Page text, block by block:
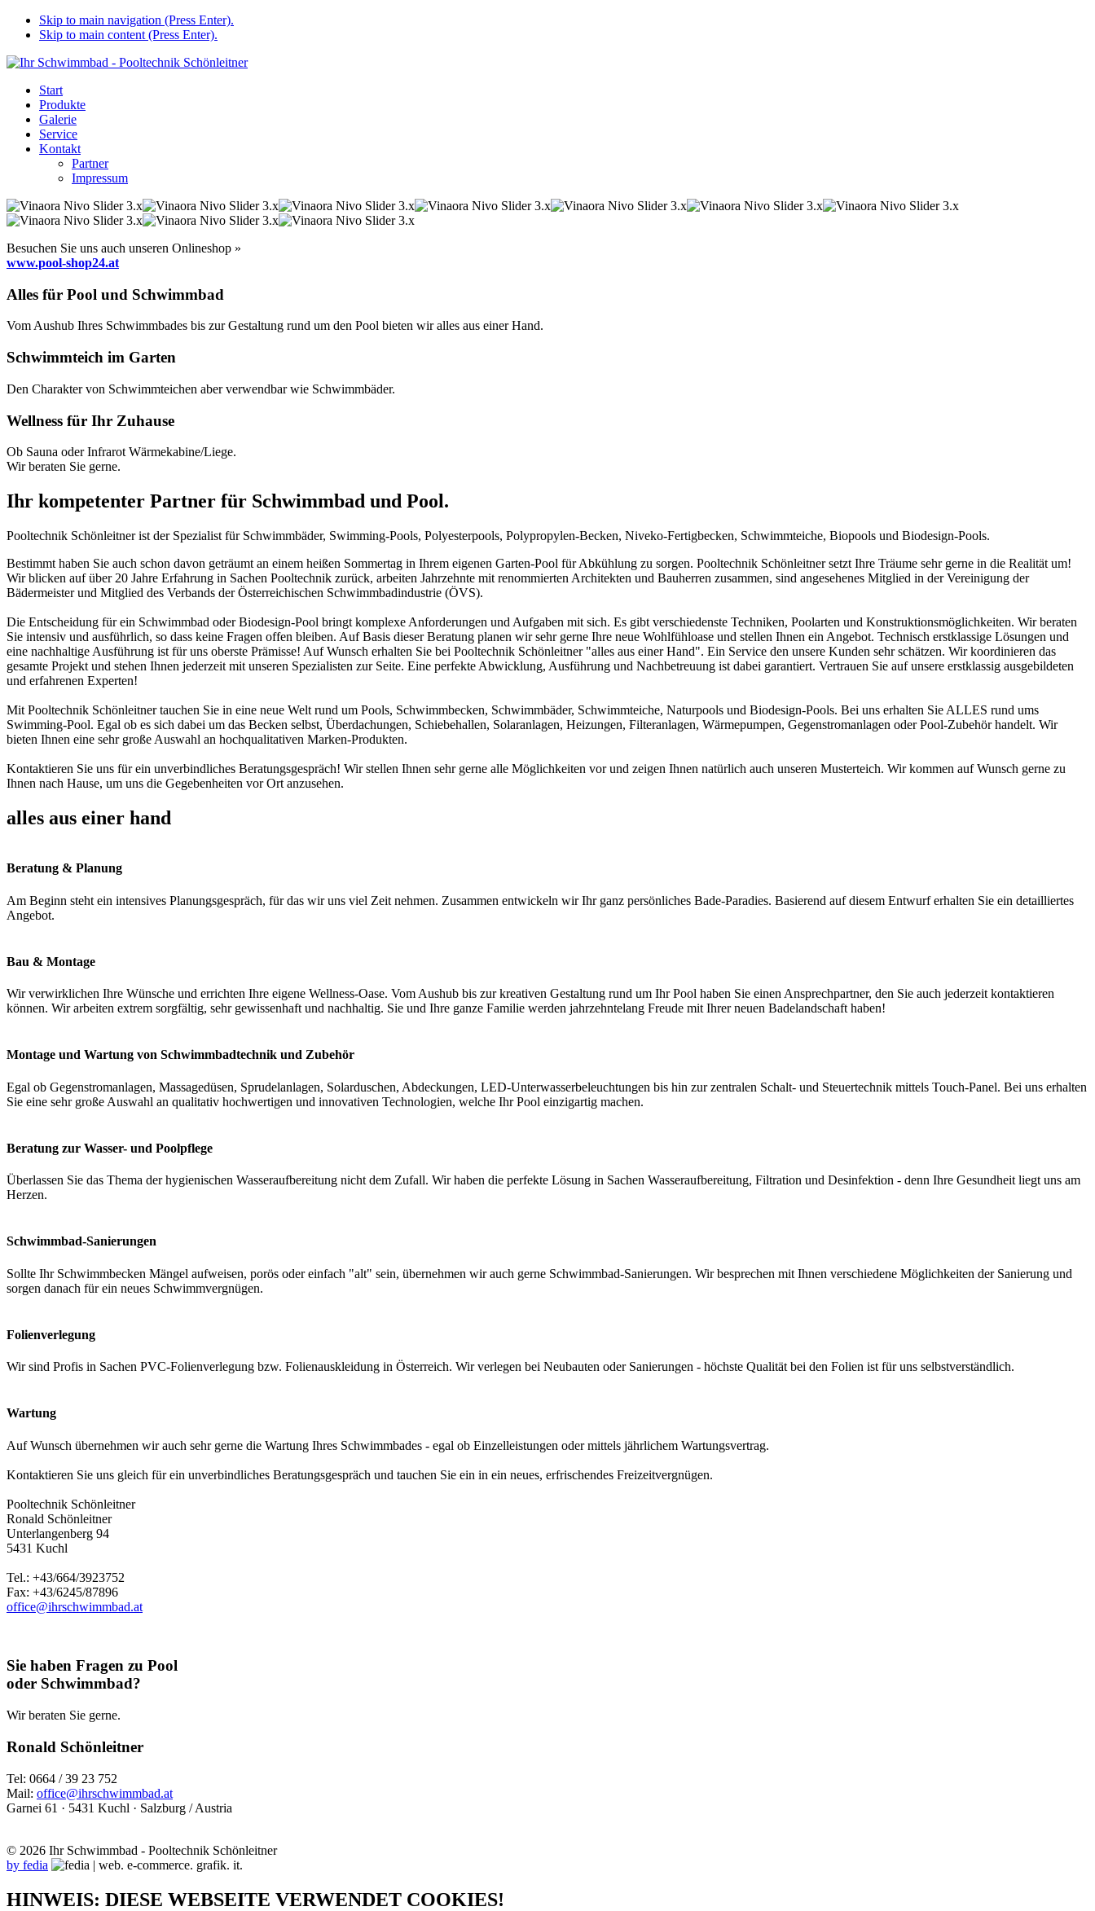
Skip to main navigation (Press Enter).
Skip to main content (Press Enter).
Start
Produkte
Galerie
Service
Kontakt
Partner
Impressum
Besuchen Sie uns auch unseren Onlineshop »
www.pool-shop24.at
Alles für Pool und Schwimmbad
Vom Aushub Ihres Schwimmbades bis zur Gestaltung rund um den Pool bieten wir alles aus einer Hand.
Schwimmteich im Garten
Den Charakter von Schwimmteichen aber verwendbar wie Schwimmbäder.
Wellness für Ihr Zuhause
Ob Sauna oder Infrarot Wärmekabine/Liege.
Wir beraten Sie gerne.
Ihr kompetenter Partner für Schwimmbad und Pool.
Pooltechnik Schönleitner ist der Spezialist für Schwimmbäder, Swimming-Pools, Polyesterpools, Polypropylen-Becken, Niveko-Fertigbecken, Schwimmteiche, Biopools und Biodesign-Pools.
Bestimmt haben Sie auch schon davon geträumt an einem heißen Sommertag in Ihrem eigenen Garten-Pool für Abkühlung zu sorgen. Pooltechnik Schönleitner setzt Ihre Träume sehr gerne in die Realität um!
Wir blicken auf über 20 Jahre Erfahrung in Sachen Pooltechnik zurück, arbeiten Jahrzehnte mit renommierten Architekten und Bauherren zusammen, sind angesehenes Mitglied in der Vereinigung der
Bädermeister und Mitglied des Verbands der Österreichischen Schwimmbadindustrie (ÖVS).
Die Entscheidung für ein Schwimmbad oder Biodesign-Pool bringt komplexe Anforderungen und Aufgaben mit sich. Es gibt verschiedenste Techniken, Poolarten und Konstruktionsmöglichkeiten. Wir beraten
Sie intensiv und ausführlich, so dass keine Fragen offen bleiben. Auf Basis dieser Beratung planen wir sehr gerne Ihre neue Wohlfühloase und stellen Ihnen ein Angebot. Technisch erstklassige Lösungen und
eine nachhaltige Ausführung ist für uns oberste Prämisse! Auf Wunsch erhalten Sie bei Pooltechnik Schönleitner "alles aus einer Hand". Ein Service den unsere Kunden sehr schätzen. Wir koordinieren das
gesamte Projekt und stehen Ihnen jederzeit mit unseren Spezialisten zur Seite. Eine perfekte Abwicklung, Ausführung und Nachbetreuung ist dabei garantiert. Vertrauen Sie auf unsere erstklassig ausgebildeten
und erfahrenen Experten!
Mit Pooltechnik Schönleitner tauchen Sie in eine neue Welt rund um Pools, Schwimmbecken, Schwimmbäder, Schwimmteiche, Naturpools und Biodesign-Pools. Bei uns erhalten Sie ALLES rund ums
Swimming-Pool. Egal ob es sich dabei um das Becken selbst, Überdachungen, Schiebehallen, Solaranlagen, Heizungen, Filteranlagen, Wärmepumpen, Gegenstromanlagen oder Pool-Zubehör handelt. Wir
bieten Ihnen eine sehr große Auswahl an hochqualitativen Marken-Produkten.
Kontaktieren Sie uns für ein unverbindliches Beratungsgespräch! Wir stellen Ihnen sehr gerne alle Möglichkeiten vor und zeigen Ihnen natürlich auch unseren Musterteich. Wir kommen auf Wunsch gerne zu
Ihnen nach Hause, um uns die Gegebenheiten vor Ort anzusehen.
alles aus einer hand
Beratung & Planung
Am Beginn steht ein intensives Planungsgespräch, für das wir uns viel Zeit nehmen. Zusammen entwickeln wir Ihr ganz persönliches Bade-Paradies. Basierend auf diesem Entwurf erhalten Sie ein detailliertes
Angebot.
Bau & Montage
Wir verwirklichen Ihre Wünsche und errichten Ihre eigene Wellness-Oase. Vom Aushub bis zur kreativen Gestaltung rund um Ihr Pool haben Sie einen Ansprechpartner, den Sie auch jederzeit kontaktieren
können. Wir arbeiten extrem sorgfältig, sehr gewissenhaft und nachhaltig. Sie und Ihre ganze Familie werden jahrzehntelang Freude mit Ihrer neuen Badelandschaft haben!
Montage und Wartung von Schwimmbadtechnik und Zubehör
Egal ob Gegenstromanlagen, Massagedüsen, Sprudelanlagen, Solarduschen, Abdeckungen, LED-Unterwasserbeleuchtungen bis hin zur zentralen Schalt- und Steuertechnik mittels Touch-Panel. Bei uns erhalten
Sie eine sehr große Auswahl an qualitativ hochwertigen und innovativen Technologien, welche Ihr Pool einzigartig machen.
Beratung zur Wasser- und Poolpflege
Überlassen Sie das Thema der hygienischen Wasseraufbereitung nicht dem Zufall. Wir haben die perfekte Lösung in Sachen Wasseraufbereitung, Filtration und Desinfektion - denn Ihre Gesundheit liegt uns am
Herzen.
Schwimmbad-Sanierungen
Sollte Ihr Schwimmbecken Mängel aufweisen, porös oder einfach "alt" sein, übernehmen wir auch gerne Schwimmbad-Sanierungen. Wir besprechen mit Ihnen verschiedene Möglichkeiten der Sanierung und
sorgen danach für ein neues Schwimmvergnügen.
Folienverlegung
Wir sind Profis in Sachen PVC-Folienverlegung bzw. Folienauskleidung in Österreich. Wir verlegen bei Neubauten oder Sanierungen - höchste Qualität bei den Folien ist für uns selbstverständlich.
Wartung
Auf Wunsch übernehmen wir auch sehr gerne die Wartung Ihres Schwimmbades - egal ob Einzelleistungen oder mittels jährlichem Wartungsvertrag.
Kontaktieren Sie uns gleich für ein unverbindliches Beratungsgespräch und tauchen Sie ein in ein neues, erfrischendes Freizeitvergnügen.
Pooltechnik Schönleitner
Ronald Schönleitner
Unterlangenberg 94
5431 Kuchl
Tel.: +43/664/3923752
Fax: +43/6245/87896
office@ihrschwimmbad.at
Sie haben Fragen zu Pool
oder Schwimmbad?
Wir beraten Sie gerne.
Ronald Schönleitner
Tel: 0664 / 39 23 752
Mail: office@ihrschwimmbad.at
Garnei 61 · 5431 Kuchl · Salzburg / Austria
© 2026 Ihr Schwimmbad - Pooltechnik Schönleitner
by fedia
HINWEIS: DIESE WEBSEITE VERWENDET COOKIES!